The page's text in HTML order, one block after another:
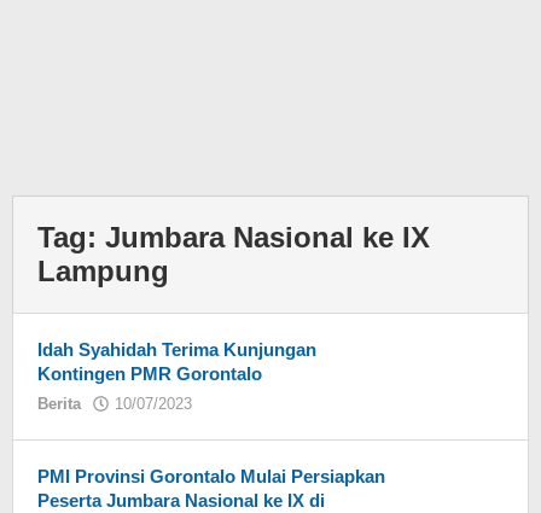
Tag: Jumbara Nasional ke IX
Lampung
Idah Syahidah Terima Kunjungan
Kontingen PMR Gorontalo
Berita 10/07/2023
PMI Provinsi Gorontalo Mulai Persiapkan
Peserta Jumbara Nasional ke IX di